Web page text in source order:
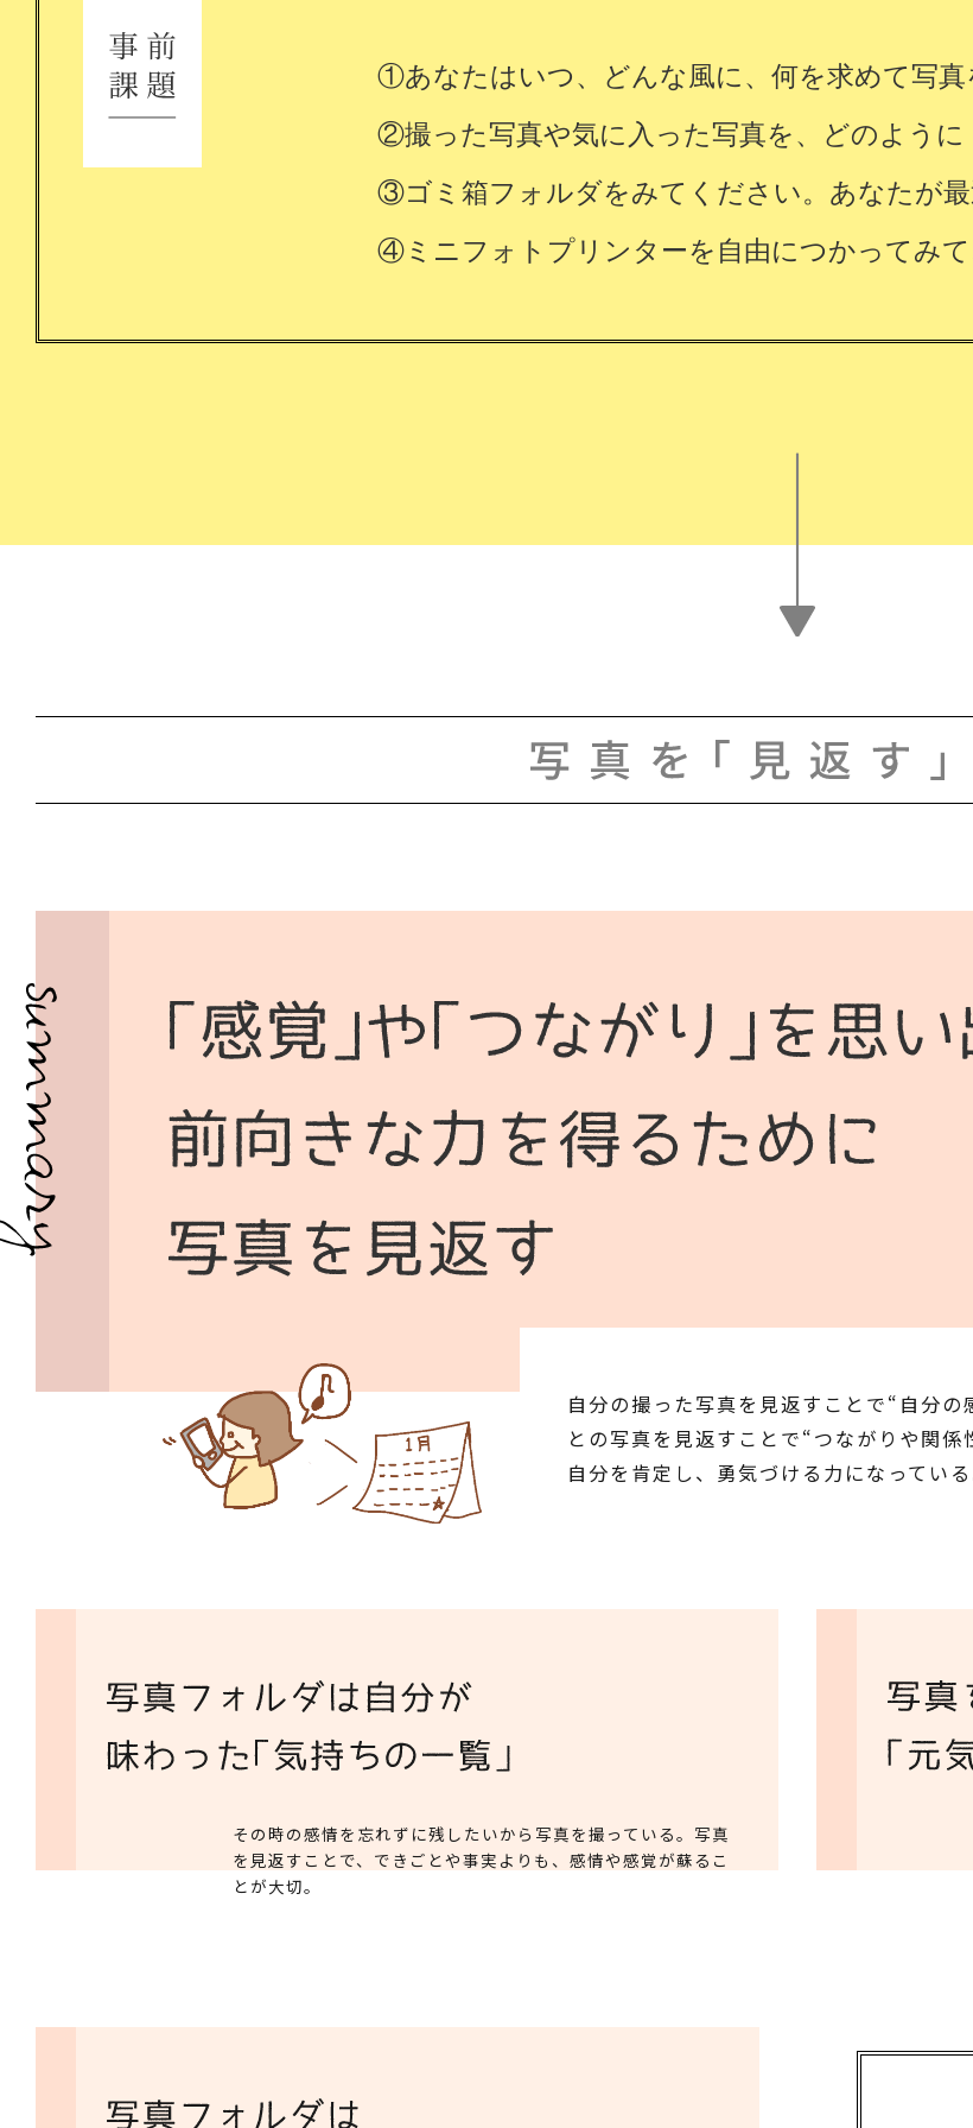
①あなたはいつ、どんな風に、何を求めて写真
②撮った写真や気に入った写真を、どのように
③ゴミ箱フォルダをみてくださ​い。あなたが最
④ミニフォトプリンターを自由につかってみ
自分の撮った写真を見返すことで“自分
との写真を見返すことで“つながりや関
自分を肯定し、勇気づける力になっている
その時の感情を忘れずに残したいから写真を撮っている。写真
を見返すことで、できごとや事実よりも、感情や感覚が蘇るこ
とが大切。